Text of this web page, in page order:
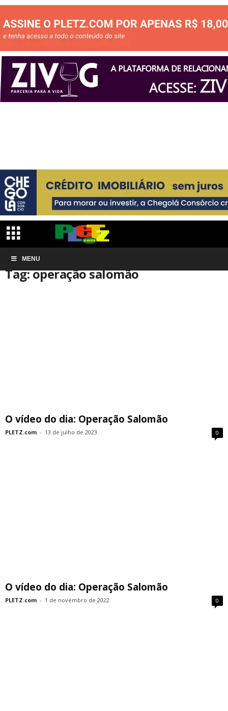
MENU
Início Tags
Tag: operação salomão
O vídeo do dia: Operação Salomão
PLETZ.com - 13 de julho de 2023 0
O vídeo do dia: Operação Salomão
PLETZ.com - 1 de novembro de 2022 0